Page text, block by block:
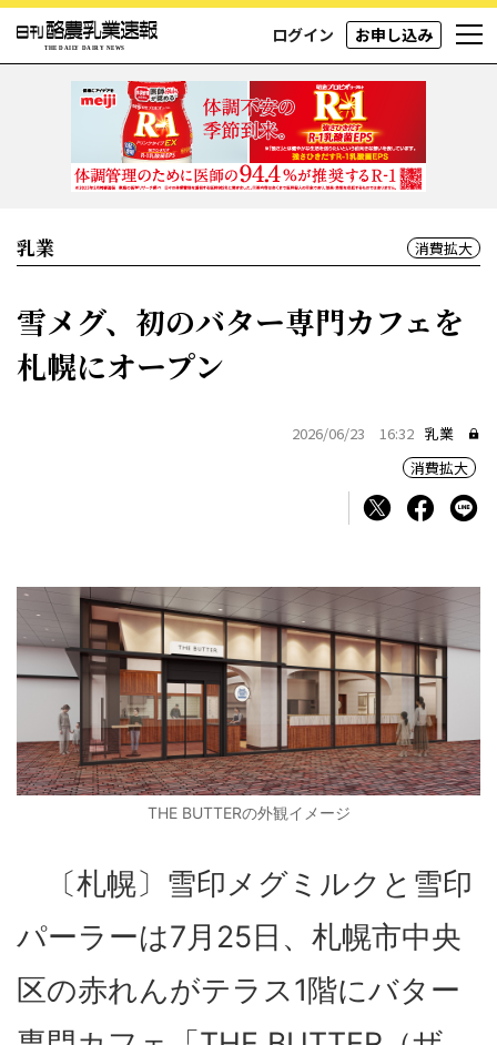
ログイン お申し込み
乳業 消費拡大
雪メグ、初のバター専門カフェを
札幌にオープン
2026/06/23 16:32 乳業
消費拡大
THE BUTTERの外観イメージ
〔札幌〕雪印メグミルクと雪印
パーラーは7月25日、札幌市中央
区の赤れんがテラス1階にバター